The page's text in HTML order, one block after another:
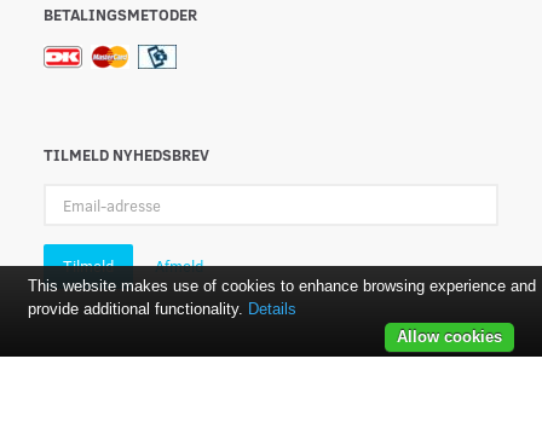
BETALINGSMETODER
TILMELD NYHEDSBREV
adresse
Tilmeld Afmeld
This website makes use of cookies to enhance browsing experience and
provide additional functionality. Details
Allow cookies